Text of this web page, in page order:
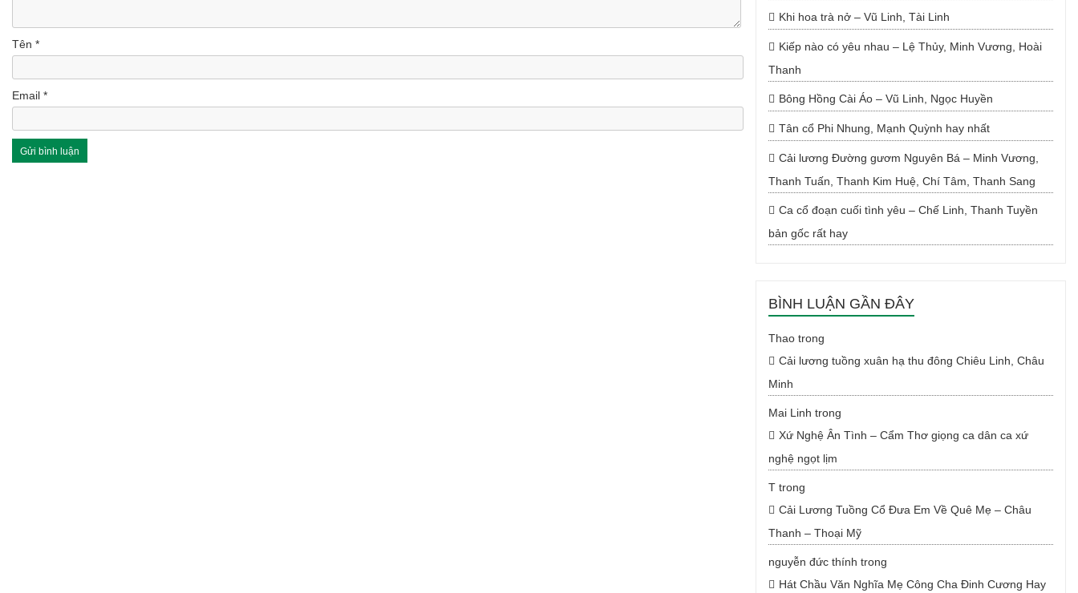
Tên *
Email *
Khi hoa trà nở – Vũ Linh, Tài Linh
Kiếp nào có yêu nhau – Lệ Thủy, Minh Vương, Hoài
Thanh
Bông Hồng Cài Áo – Vũ Linh, Ngọc Huyền
Tân cổ Phi Nhung, Mạnh Quỳnh hay nhất
Cải lương Đường gươm Nguyên Bá – Minh Vương,
Thanh Tuấn, Thanh Kim Huệ, Chí Tâm, Thanh Sang
Ca cổ đoạn cuối tình yêu – Chế Linh, Thanh Tuyền
bản gốc rất hay
BÌNH LUẬN GẦN ĐÂY
Thaotrong
Cải lương tuồng xuân hạ thu đông Chiêu Linh, Châu
Minh
Mai Linh trong
Xứ Nghệ Ân Tình – Cẩm Thơ giọng ca dân ca xứ
nghệ ngọt lịm
Ttrong
Cải Lương Tuồng Cổ Đưa Em Về Quê Mẹ – Châu
Thanh – Thoại Mỹ
nguyễn đức thính trong
Hát Chầu Văn Nghĩa Mẹ Công Cha Đinh Cương Hay